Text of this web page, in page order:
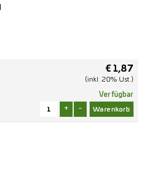
€ 1,87
(inkl. 20% Ust.)
Verfügbar
+ -